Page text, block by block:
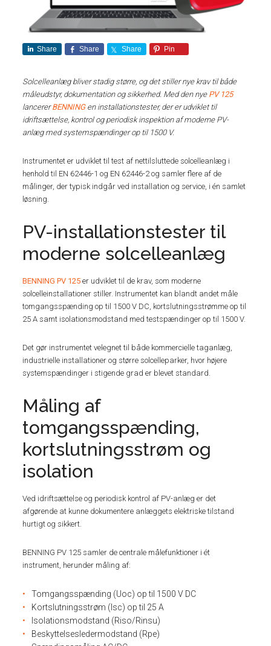
Share Share Share Pin
Solcelleanlæg bliver stadig større, og det stiller nye krav til både
måleudstyr, dokumentation og sikkerhed. Med den nye PV 125
lancererBENNINGen installationstester, der er udviklet til
idriftsættelse, kontrol og periodisk inspektion af moderne PV-
anlæg med systemspændinger op til 1500 V.
Instrumentet er udviklet til test af nettilsluttede solcelleanlæg i
henhold til EN 62446-1 og EN 62446-2 og samler flere af de
målinger, der typisk indgår ved installation og service, i én samlet
løsning.
PV-installationstester til
moderne solcelleanlæg
BENNING PV 125 er udviklet til de krav, som moderne
solcelleinstallationer stiller. Instrumentet kan blandt andet måle
tomgangsspænding op til 1500 V DC, kortslutningsstrømme op til
25 A samt isolationsmodstand med testspændinger op til 1500 V.
Det gør instrumentet velegnet til både kommercielle taganlæg,
industrielle installationer og større solcelleparker, hvor højere
systemspændinger i stigende grad er blevet standard.
Måling af
tomgangsspænding,
kortslutningsstrøm og
isolation
Ved idriftsættelse og periodisk kontrol af PV-anlæg er det
afgørende at kunne dokumentere anlæggets elektriske tilstand
hurtigt og sikkert.
BENNING PV 125 samler de centrale målefunktioner i ét
instrument, herunder måling af:
Tomgangsspænding (Uoc) op til 1500 V DC
Kortslutningsstrøm (Isc) op til 25 A
Isolationsmodstand (Riso/Rinsu)
Beskyttelsesledermodstand (Rpe)